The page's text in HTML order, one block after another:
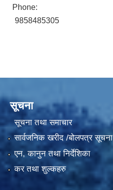
Phone:
9858485305
सूचना
सूचना तथा समाचार
सार्वजनिक खरीद /बोलपत्र सूचना
एन, कानुन तथा निर्देशिका
कर तथा शुल्कहरु